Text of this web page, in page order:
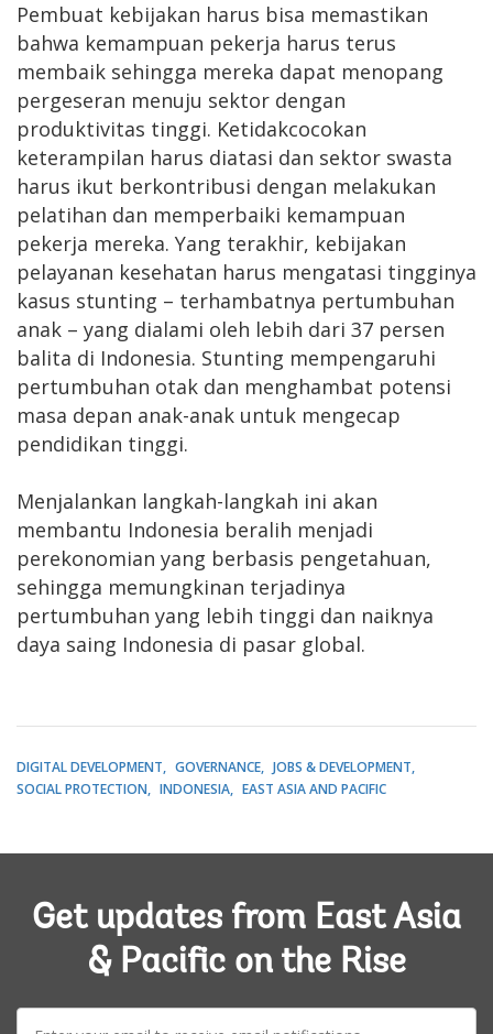
Pembuat kebijakan harus bisa memastikan
bahwa kemampuan pekerja harus terus
membaik sehingga mereka dapat menopang
pergeseran menuju sektor dengan
produktivitas tinggi. Ketidakcocokan
keterampilan harus diatasi dan sektor swasta
harus ikut berkontribusi dengan melakukan
pelatihan dan memperbaiki kemampuan
pekerja mereka. Yang terakhir, kebijakan
pelayanan kesehatan harus mengatasi tingginya
kasus stunting – terhambatnya pertumbuhan
anak – yang dialami oleh lebih dari 37 persen
balita di Indonesia. Stunting mempengaruhi
pertumbuhan otak dan menghambat potensi
masa depan anak-anak untuk mengecap
pendidikan tinggi.
Menjalankan langkah-langkah ini akan
membantu Indonesia beralih menjadi
perekonomian yang berbasis pengetahuan,
sehingga memungkinan terjadinya
pertumbuhan yang lebih tinggi dan naiknya
daya saing Indonesia di pasar global.
DIGITAL DEVELOPMENT GOVERNANCE
JOBS & DEVELOPMENT
SOCIAL PROTECTION
INDONESIA EAST ASIA AND PACIFIC
Get updates from East Asia
& Pacific on the Rise